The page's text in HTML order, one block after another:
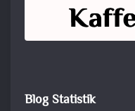
Blog Statistik